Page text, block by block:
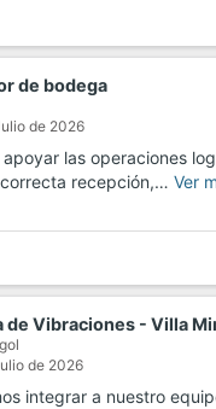
de bodega
de 2026
las operaciones
recepción,… Ver
de Vibraciones - Villa
de 2026
integrar a nuestro